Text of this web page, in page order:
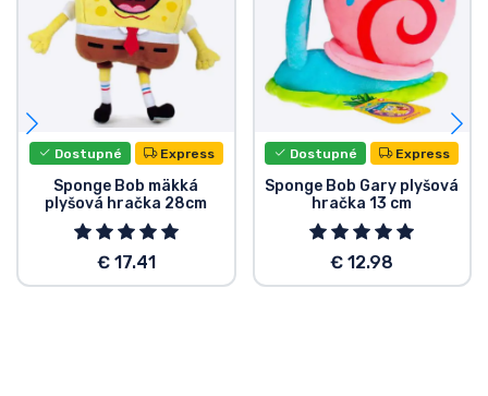
Dostupné Express
Sponge Bob mäkká
plyšová hračka 28cm
€ 17.41
Dostupné Express
Sponge Bob Gary plyšová
hračka 13 cm
€ 12.98